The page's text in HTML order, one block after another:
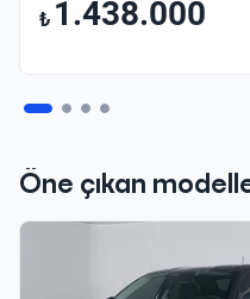
₺ 1.438.000
Öne çıkan